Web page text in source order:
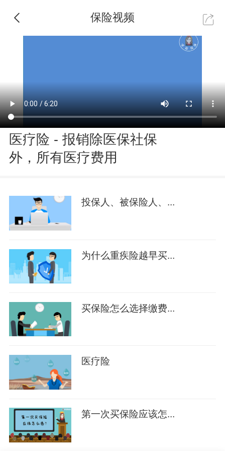
保险视频
医疗险 - 报销除医保社保
外，所有医疗费用
投保人、被保险人、...
为什么重疾险越早买...
买保险怎么选择缴费...
医疗险
第一次买保险应该怎...